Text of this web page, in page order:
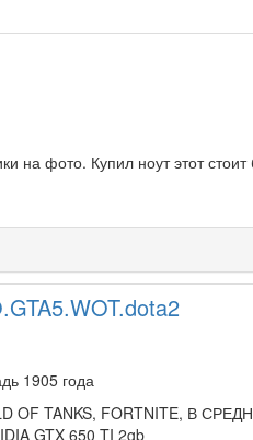
на фото. Купил ноут этот
1905 года
OF TANKS, FORTNITE, В
GTX 650 TI 2gb